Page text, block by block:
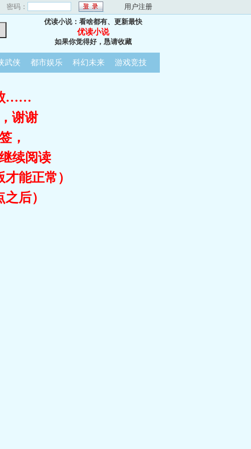
密码： 用户注册
优读小说：看啥都有、更新最快
优读小说
如果你觉得好，恳请收藏
武侠 都市娱乐 科幻未来 游戏竞技
……
谢谢
，
续阅读
能正常）
后）